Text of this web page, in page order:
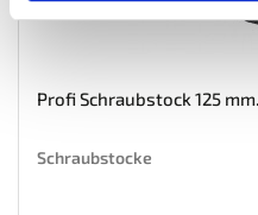
Profi Schraubstock 125
Schraubstocke